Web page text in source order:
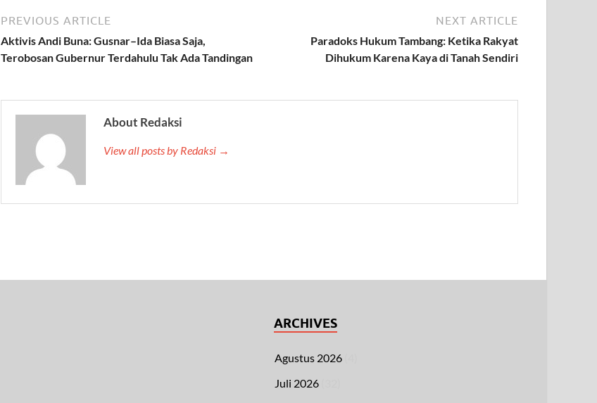
PREVIOUS ARTICLE
Aktivis Andi Buna: Gusnar–Ida Biasa Saja,
Terobosan Gubernur Terdahulu Tak Ada Tandingan
NEXT ARTICLE
Paradoks Hukum Tambang: Ketika Rakyat
Dihukum Karena Kaya di Tanah Sendiri
About Redaksi
View all posts by Redaksi →
ARCHIVES
Agustus 2026
Juli 2026